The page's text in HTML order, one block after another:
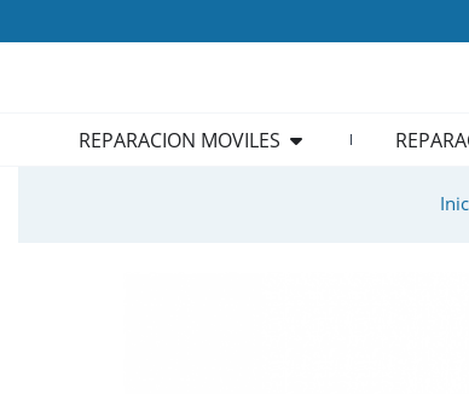
al
REPARACION MOVILES Open